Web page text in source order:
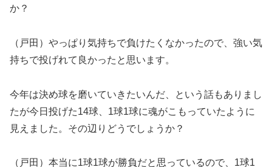
か？
（戸田）やっぱり気持ちで負けたくなかったので、強い気
持ちで投げれて良かったと思います。
今年は決め球を磨いていきたいんだ、という話もありまし
たが今日投げた14球、1球1球に魂がこもっていたように
見えました。その辺りどうでしょうか？
（戸田）本当に1球1球が勝負だと思っているので、1球1